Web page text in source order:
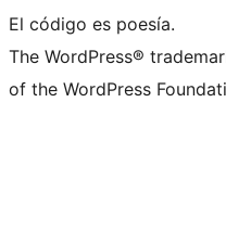
El código es poesía.
The WordPress®
of the WordPress